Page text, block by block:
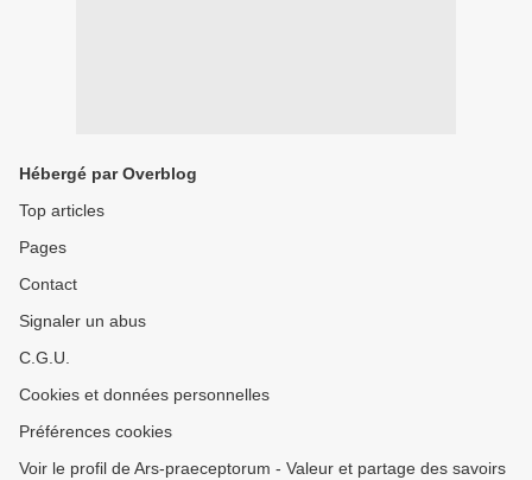
Hébergé par Overblog
Top articles
Pages
Contact
Signaler un abus
C.G.U.
Cookies et données personnelles
Préférences cookies
Voir le profil de Ars-praeceptorum - Valeur et partage des savoirs